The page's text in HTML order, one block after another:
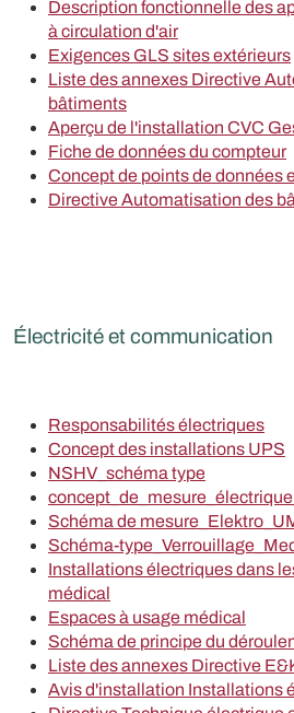
Description fonctionnelle des
à circulation d'air
Exigences GLS sites extérieurs
Liste des annexes Directive
bâtiments
Aperçu de l'installation CVC
Fiche de données du compteur
Concept de points de données
Directive Automatisation des
Électricité et communication
Responsabilités électriques
Concept des installations UPS
NSHV_schéma type
Schéma de
Schéma-
Installations électriques dans
médical
Espaces à usage médical
Schéma de principe du
Liste des annexes Directive
Avis d'installation Installations